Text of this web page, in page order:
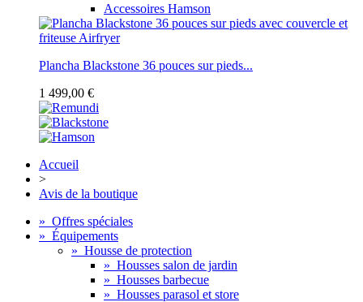
Accessoires Hamson
Plancha Blackstone 36 pouces sur pieds...
1 499,00 €
Accueil
>
Avis de la boutique
» Offres spéciales
» Équipements
» Housse de protection
» Housses salon de jardin
» Housses barbecue
» Housses parasol et store